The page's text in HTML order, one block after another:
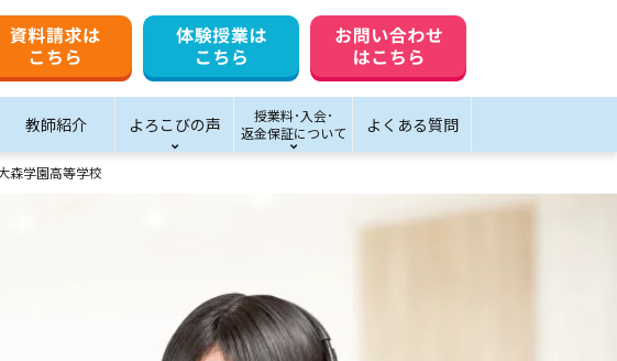
教師紹介 よろこびの声
授業料･入会･
返金保証について
よくある質問
森学園高等学校